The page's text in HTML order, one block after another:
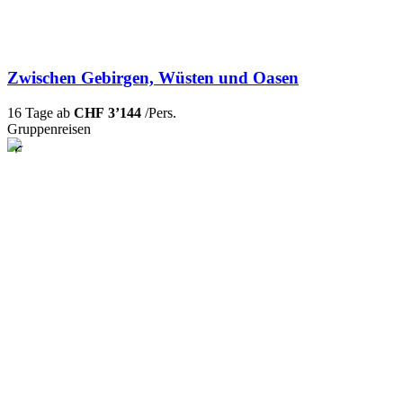
Zwischen Gebirgen, Wüsten und Oasen
16 Tage ab CHF 3’144 /Pers.
Gruppenreisen